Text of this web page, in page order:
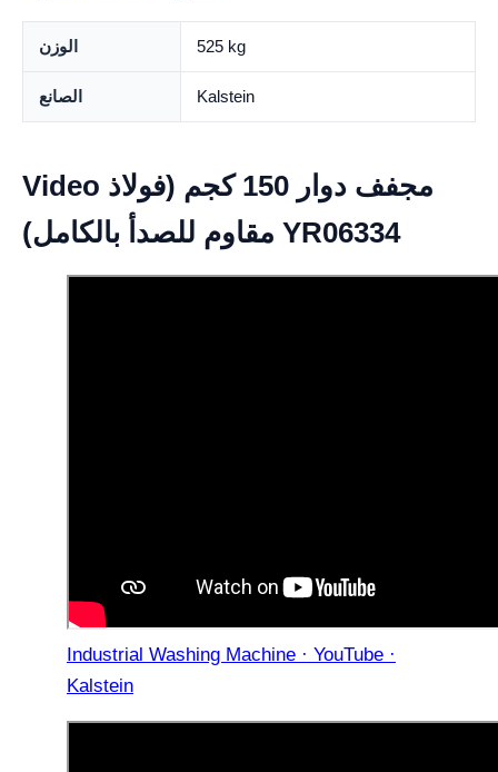
الوزن 525 kg
الصانع Kalstein
Video مجفف دوار 150 كجم (فولاذ
مقاوم للصدأ بالكامل) YR06334
Industrial Washing Machine · YouTube ·
Kalstein